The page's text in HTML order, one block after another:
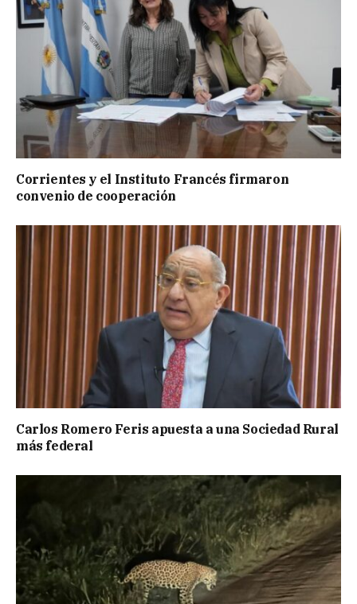
Corrientes y el Instituto Francés firmaron
convenio de cooperación
Carlos Romero Feris apuesta a una Sociedad Rural
más federal